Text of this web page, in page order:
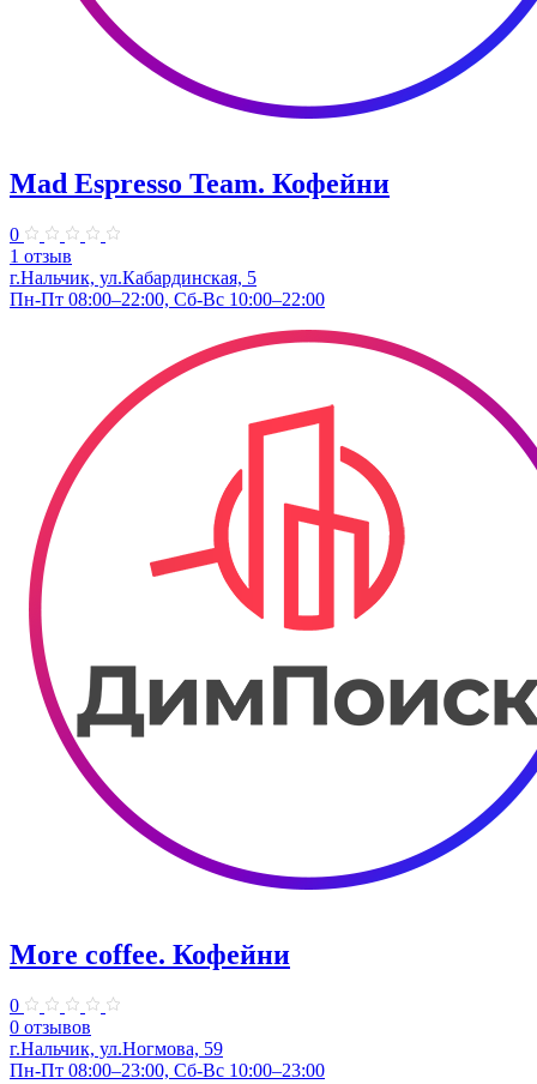
Mad Espresso Team. Кофейни
0
1 отзыв
г.Нальчик, ул.Кабардинская, 5
Пн-Пт 08:00–22:00, Сб-Вс 10:00–22:00
More coffee. Кофейни
0
0 отзывов
г.Нальчик, ул.Ногмова, 59
Пн-Пт 08:00–23:00, Сб-Вс 10:00–23:00